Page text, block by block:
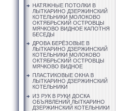
НАТЯЖНЫЕ ПОТОЛКИ В
ЛЫТКАРИНО ДЗЕРЖИНСКИЙ
КОТЕЛЬНИКИ МОЛОКОВО
ОКТЯБРЬСКИЙ ОСТРОВЦЫ
МЯЧКОВО ВИДНОЕ КАПОТНЯ
БЕСЕДЫ
ДРОВА БЕРЁЗОВЫЕ В
ЛЫТКАРИНО ДЗЕРЖИНСКИЙ
КОТЕЛЬНИКИ МОЛОКОВО
ОКТЯБРЬСКИЙ ОСТРОВЦЫ
МЯЧКОВО ВИДНОЕ
ПЛАСТИКОВЫЕ ОКНА В
ЛЫТКАРИНО ДЗЕРЖИНСКИЙ
КОТЕЛЬНИКИ
ИЗ РУК В РУКИ ДОСКА
ОБЪЯВЛЕНИЙ ЛЫТКАРИНО
ДЗЕРЖИНСКИЙ КОТЕЛЬНИКИ